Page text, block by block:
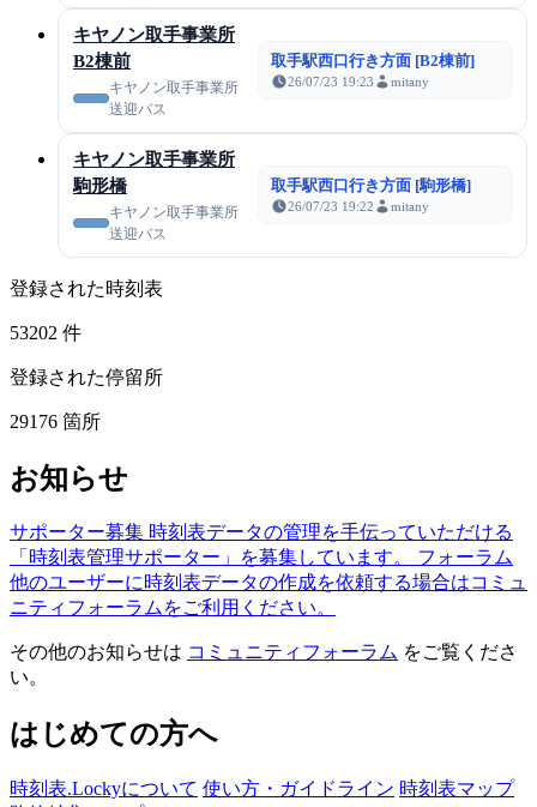
キヤノン取手事業所
B2棟前
キヤノン取手事業所
送迎バス
取手駅西口行き方面 [B2棟前]
26/07/23 19:23 mitany
キヤノン取手事業所
駒形橋
キヤノン取手事業所
送迎バス
取手駅西口行き方面 [駒形橋]
26/07/23 19:22 mitany
登録された時刻表
53202 件
登録された停留所
29176 箇所
お知らせ
サポーター募集 時刻表データの管理を手伝っていただける
「時刻表管理サポーター」を募集しています。
フォーラム
他のユーザーに時刻表データの作成を依頼する場合はコミュ
ニティフォーラムをご利用ください。
その他のお知らせは コミュニティフォーラム をご覧くださ
い。
はじめての方へ
時刻表.Lockyについて 使い方・ガイドライン 時刻表マップ